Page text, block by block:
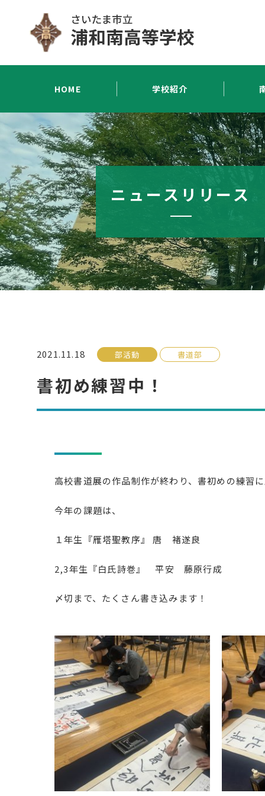
HOME 学校紹介
ニュースリリース
2021.11.18 部活動 書道部
書初め練習中！
高校書道展の作品制作が終わり、書初めの練習
今年の課題は、
１年生『雁塔聖教序』 唐 褚遂良
2,3年生『白氏詩巻』 平安 藤原行成
〆切まで、たくさん書き込みます！